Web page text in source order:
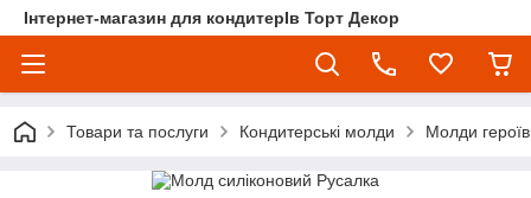
Інтернет-магазин для кондитерІв Торт Декор
Товари та послуги Кондитерські молди Молди